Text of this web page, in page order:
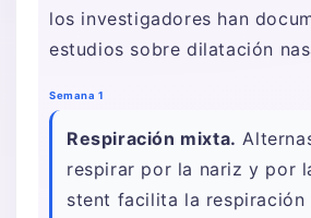
los investigadores han
estudios sobre dilatación
Semana 1
Respiración mixta.
respirar por la nariz y por
stent facilita la respiración